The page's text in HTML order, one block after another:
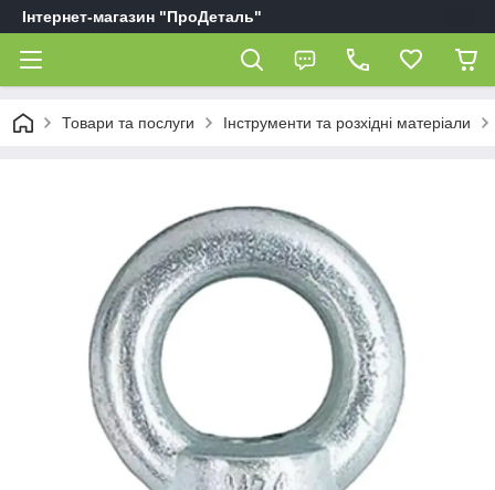
Інтернет-магазин "ПроДеталь"
Товари та послуги Інструменти та розхідні матеріали